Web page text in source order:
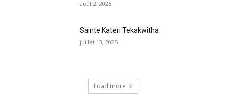
août 2, 2025
Sainte Kateri Tekakwitha
juillet 13, 2025
Load more